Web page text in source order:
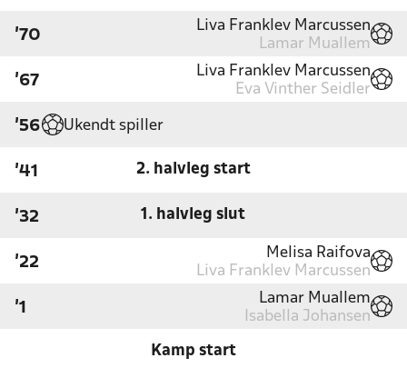
'70
Liva Franklev Marcussen
Lamar Muallem
'67
Liva Franklev Marcussen
Eva Vinther Seidler
'56 Ukendt spiller
'41 2. halvleg start
'32 1. halvleg slut
'22
Melisa Raifova
Liva Franklev Marcussen
'1
Lamar Muallem
Isabella Johansen
Kamp start